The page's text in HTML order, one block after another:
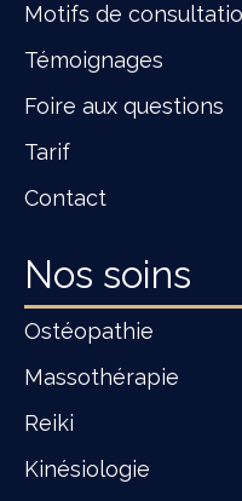
Motifs de
Témoignages
Foire aux questions
Tarif
Contact
Nos soins
Ostéopathie
Massothérapie
Reiki
Kinésiologie